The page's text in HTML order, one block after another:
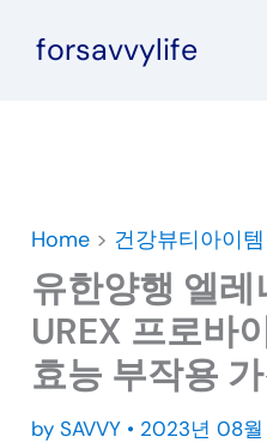
forsavvylife
Home > 건강뷰티아이템
유한양행 엘
UREX 프로바
효능 부작용
by SAVVY • 2023년 08월